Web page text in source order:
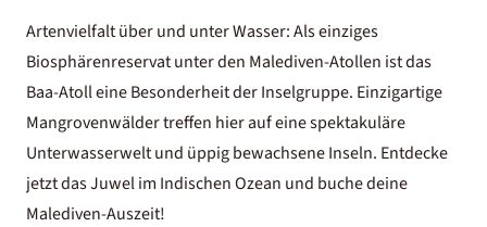
Artenvielfalt über und unter Wasser: Als einziges
Biosphärenreservat unter den Malediven-Atollen ist das
Baa-Atoll eine Besonderheit der Inselgruppe. Einzigartige
Mangrovenwälder treffen hier auf eine spektakuläre
Unterwasserwelt und üppig bewachsene Inseln. Entdecke
jetzt das Juwel im Indischen Ozean und buche deine
Malediven-Auszeit!